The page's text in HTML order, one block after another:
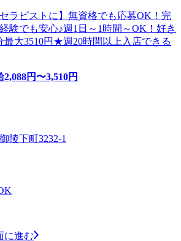
ラピストに】無資格でも応募OK！完
験でも安心♪週1日～1時間～OK！好き
最大3510円★週20時間以上入店できる
2,088円〜3,510円
陵下町3232-1
に進む